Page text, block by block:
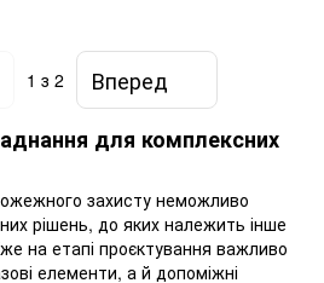
1 з 2
Вперед
для комплексних
захисту неможливо
рішень, до яких належить інше
на етапі проєктування важливо
елементи, а й допоміжні